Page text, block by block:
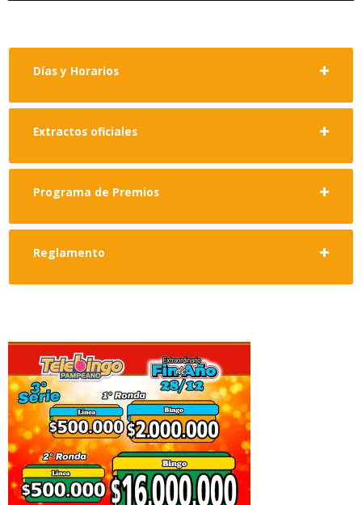
Días y Horarios
Extractos oficiales
Programa de Premios
Reglamento